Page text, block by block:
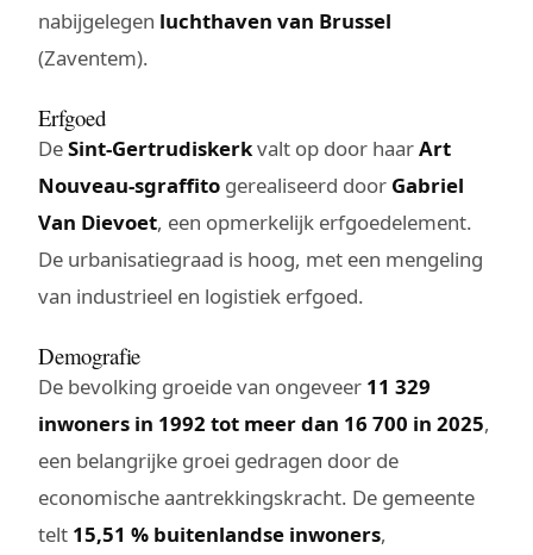
nabijgelegen luchthaven van Brussel
(Zaventem).
Erfgoed
DeSint-Gertrudiskerkvalt op door haarArt
Nouveau-sgraffito gerealiseerd door Gabriel
Van Dievoet, een opmerkelijk erfgoedelement.
De urbanisatiegraad is hoog, met een mengeling
van industrieel en logistiek erfgoed.
Demografie
De bevolking groeide van ongeveer 11 329
inwoners in 1992 tot meer dan 16 700 in 2025,
een belangrijke groei gedragen door de
economische aantrekkingskracht. De gemeente
telt 15,51 % buitenlandse inwoners,